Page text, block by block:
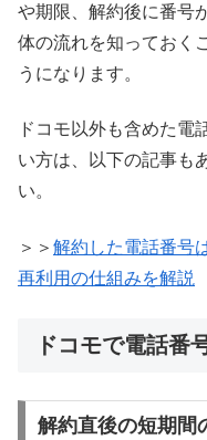
や期限、解約後に番号
体の流れを知っておく
うになります。
ドコモ以外も含めた電
い方は、以下の記事も
い。
＞＞ 解約した電話番号
再利用の仕組みを解説
ドコモで電話番
解約直後の短期間